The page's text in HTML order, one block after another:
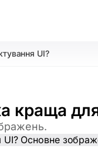
UI?
краща